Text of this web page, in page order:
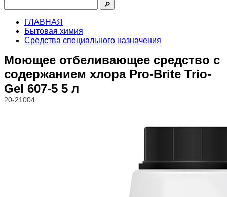
🔎︎
ГЛАВНАЯ
Бытовая химия
Средства специального назначения
Моющее отбеливающее средство с
содержанием хлора Pro-Brite Trio-
Gel 607-5 5 л
20-21004